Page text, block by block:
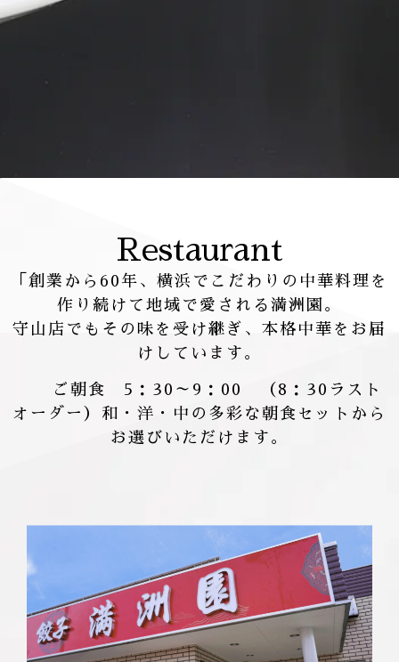
Restaurant
「創業から 60 年、 横浜でこだわりの中華料理を
作り続けて地域で愛される満洲園。
守山店でもその味を受け継ぎ、本格中華をお届
けしています。
ご朝食 5 ： 30 ～ 9 ： 00 （ 8 ： 30 ラスト
オーダー）和・洋・
中の多彩な朝食セットから
お選びいただけます。